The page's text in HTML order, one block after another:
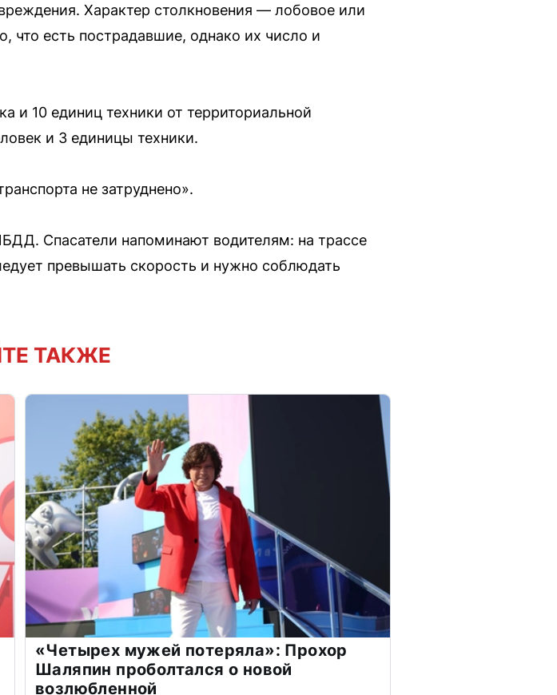
Характер столкновения — лобовое или
что есть пострадавшие, однако их число и
и 10 единиц техники от территориальной
и 3 единицы техники.
не затруднено».
Спасатели напоминают водителям: на трассе
превышать скорость и нужно соблюдать
ТАКЖЕ
«Четырех мужей потеряла»: Прохор
Шаляпин проболтался о новой
возлюбленной